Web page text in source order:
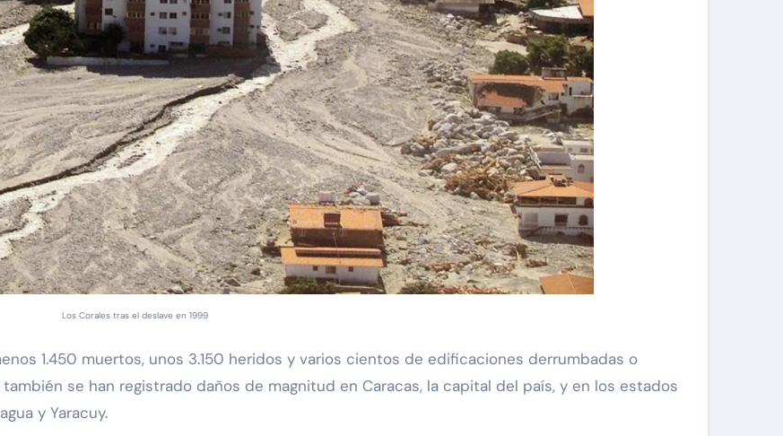
Los Corales tras el deslave en 1999
1.450 muertos, unos 3.150 heridos y varios cientos de edificaciones derrumbadas o
se han registrado daños de magnitud en Caracas, la capital del país, y en los estados
y Yaracuy.